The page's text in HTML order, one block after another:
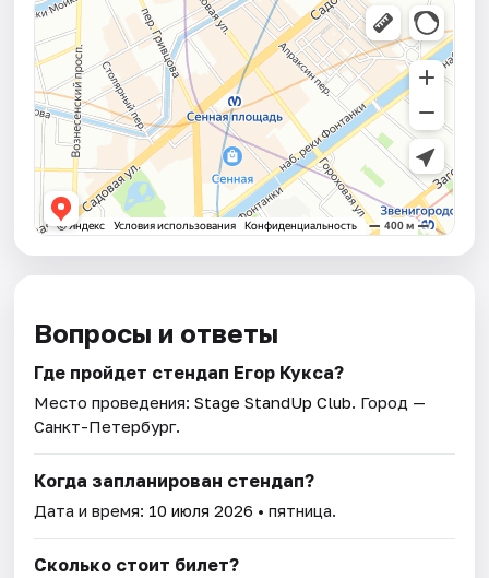
Вопросы и ответы
Где пройдет стендап Егор Кукса?
Место проведения:Stage StandUp Club. Город —
Санкт-Петербург.
Когда запланирован стендап?
Дата и время: 10 июля 2026 • пятница.
Сколько стоит билет?